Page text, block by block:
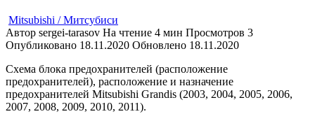
Mitsubishi / Митсубиси
Автор sergei-tarasov На чтение 4 мин Просмотров 3
Опубликовано 18.11.2020 Обновлено 18.11.2020
Схема блока предохранителей (расположение
предохранителей), расположение и назначение
предохранителей Mitsubishi Grandis (2003, 2004, 2005, 2006,
2007, 2008, 2009, 2010, 2011).